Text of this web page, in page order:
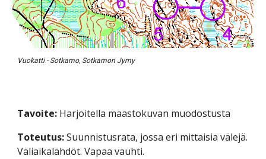
Vuokatti - Sotkamo, Sotkamon Jymy
Tavoite: Harjoitella maastokuvan muodostusta
Toteutus: Suunnistusrata, jossa eri mittaisia välejä.
Väliaikalähdöt. Vapaa vauhti.